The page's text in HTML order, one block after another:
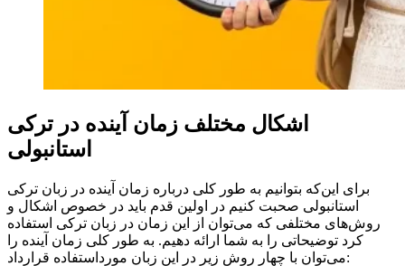
اشکال مختلف زمان آینده در ترکی
استانبولی
برای این‌که بتوانیم به طور کلی درباره زمان آینده در زبان ترکی
استانبولی صحبت کنیم در اولین قدم باید در خصوص اشکال و
روش‌های مختلفی که می‌توان از این زمان در زبان ترکی استفاده
کرد توضیحاتی را به شما ارائه دهیم. به طور کلی زمان آینده را
می‌توان با چهار روش زیر در این زبان مورداستفاده قرارداد: